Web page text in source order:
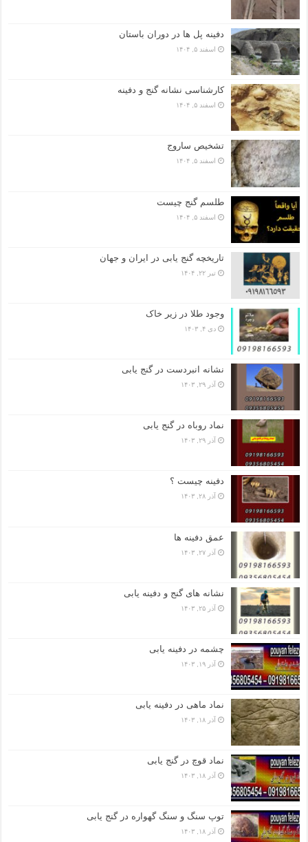
دفینه پل ها در دوران باستان
اسفند ۵, ۱۴۰۴
کارشناسی نشانه گنج و دفینه
اسفند ۵, ۱۴۰۴
تشخیص ساروج
اسفند ۵, ۱۴۰۴
طلسم گنج چیست
اسفند ۵, ۱۴۰۴
تاریخچه گنج‌ یابی در ایران و جهان
تیر ۲۲, ۱۴۰۴
وجود طلا در زیر خاک
دی ۴, ۱۴۰۳
نشانه انبردست در گنج یابی
آذر ۲۹, ۱۴۰۳
نماد روباه در گنج یابی
آذر ۲۹, ۱۴۰۳
دفینه چیست ؟
آذر ۲۸, ۱۴۰۳
عمق دفینه ها
آذر ۲۷, ۱۴۰۳
نشانه های گنج و دفینه یابی
آذر ۲۵, ۱۴۰۳
چشمه در دفینه یابی
آذر ۱۹, ۱۴۰۳
نماد ماهی در دفینه یابی
آذر ۱۸, ۱۴۰۳
نماد قوچ در گنج یابی
آذر ۱۸, ۱۴۰۳
توپ سنگ و سنگ گهواره در گنج یابی
آذر ۱۸, ۱۴۰۳